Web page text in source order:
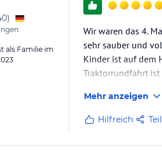
)
als Familie im
Wir waren das 4.
sehr sauber und
Kinder ist auf dem
Traktorrundfahrt
Mehr anzeigen
Hilfreich